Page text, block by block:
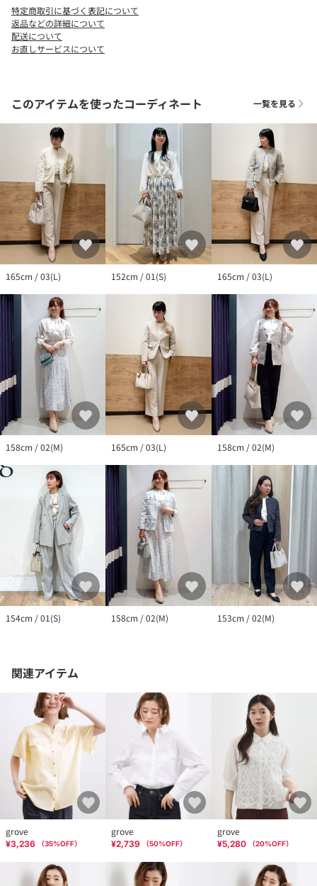
特定商取引に基づく表記について
返品などの詳細について
配送について
お直しサービスについて
このアイテムを使ったコーディネート 一覧を見る
165cm / 03(L) 152cm / 01(S) 165cm / 03(L)
158cm / 02(M) 165cm / 03(L) 158cm / 02(M)
154cm / 01(S) 158cm / 02(M) 153cm / 02(M)
関連アイテム
grove
¥3,236 （35%OFF）
grove
¥2,739 （50%OFF）
grove
¥5,280 （20%OFF）